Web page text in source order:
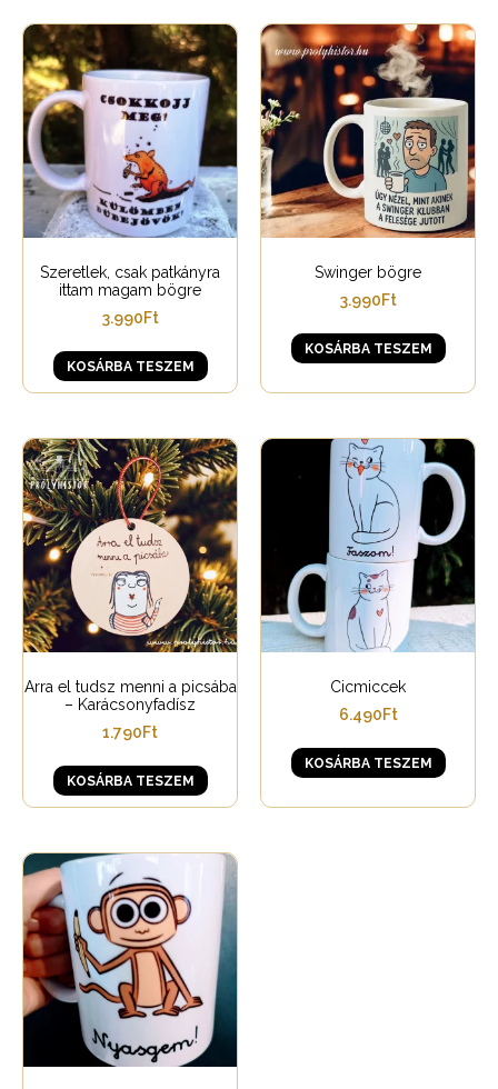
Szeretlek, csak patkányra
ittam magam bögre
3.990Ft
KOSÁRBA TESZEM
Swinger bögre
3.990Ft
KOSÁRBA TESZEM
Arra el tudsz menni a picsába
– Karácsonyfadísz
1.790Ft
KOSÁRBA TESZEM
Cicmiccek
6.490Ft
KOSÁRBA TESZEM